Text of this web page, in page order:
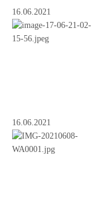
16.06.2021
16.06.2021